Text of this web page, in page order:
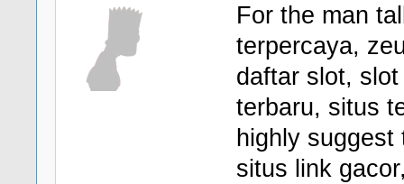
For the man
terpercaya,
daftar slot,
terbaru, situs
highly
situs link